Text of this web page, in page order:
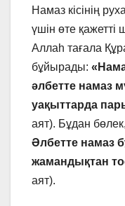
Намаз кісінің
үшін өте
Аллаһ тағала
бұйырады:
әлбетте намаз
уақыттарда
аят). Бұдан бөлек,
Әлбетте намаз
жамандықтан
аят).